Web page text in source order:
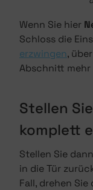
Wenn Sie hier
Schloss die
erzwingen,
Abschnitt
Stellen
komplett
Stellen Sie
in die Tür
Fall, drehen Sie